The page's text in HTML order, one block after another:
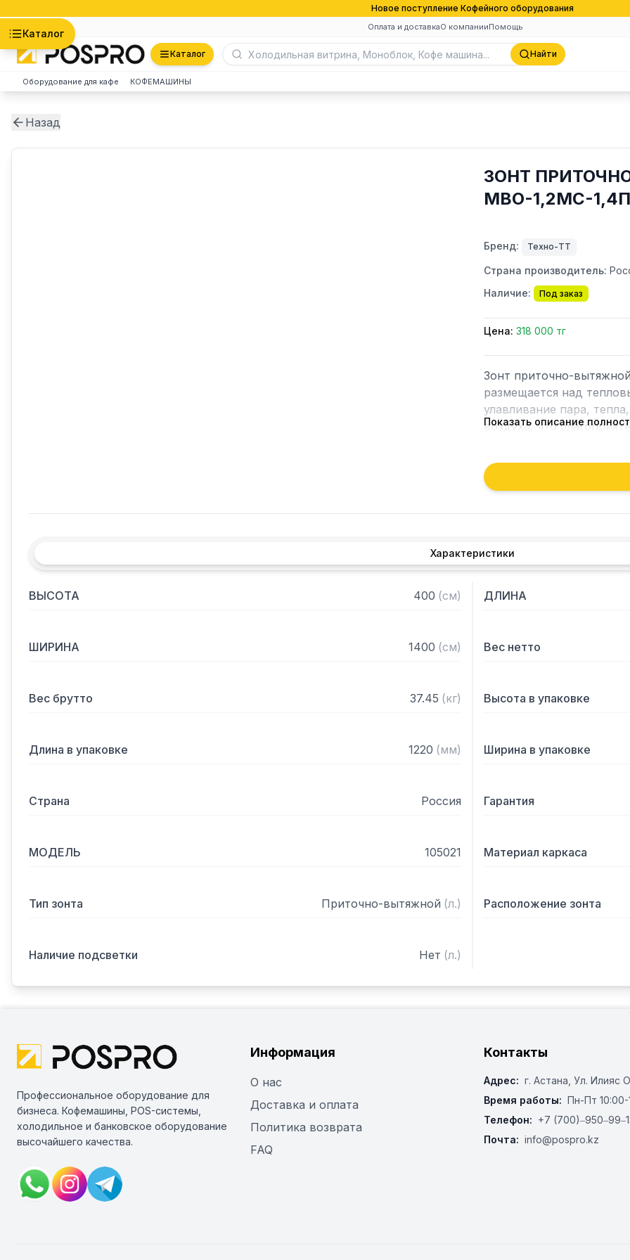
Новое поступление Кофейного оборудования
Оплата и доставкаО компанииПомощь
Каталог
Каталог Найти
Оборудование для кафе КОФЕМАШИНЫ
Назад
ЗОНТ
МВО-1,2МС-1,4П
Бренд: Техно-ТТ
Страна производитель:
Наличие:
Под заказ
Цена: 318 000 тг
Зонт приточно-
размещается над
улавливание пара,
воздуха, что
Кроме того, зонт
которые в противном
утвари. Поэтому это
Особенности:
— Приточно-вытяжной
— С лабиринтными
Показать описание
Характеристики
ВЫСОТА 400 (см) ДЛИНА
ШИРИНА 1400 (см) Вес нетто
Вес брутто 37.45 (кг) Высота в упаковке
Длина в упаковке 1220 (мм) Ширина в упаковке
Страна Россия Гарантия
МОДЕЛЬ 105021 Материал каркаса
Тип зонта Приточно-вытяжной (л.) Расположение зонта
Наличие подсветки Нет (л.)
Профессиональное оборудование для
бизнеса. Кофемашины, POS-системы,
холодильное и банковское оборудование
высочайшего качества.
Информация
О нас
Доставка и оплата
Политика возврата
FAQ
Контакты
Адрес: г. Астана, ​Ул. Илияс
Время работы: Пн-Пт 10:00-
Телефон: +7
Почта: info@pospro.kz